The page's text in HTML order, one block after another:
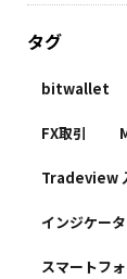
タグ
bitwallet
FX取引
Tradeview
インジケー
スマートフ